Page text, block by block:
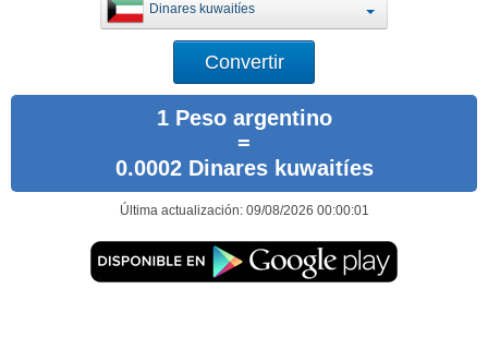
Dinares kuwaitíes
1 Peso argentino
=
0.0002 Dinares kuwaitíes
Última actualización: 09/08/2026 00:00:01